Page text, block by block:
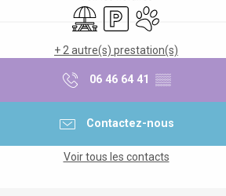
Aire de pique nique
ParkingAnimaux acceptés
+ 2 autre(s) prestation(s)
06 46 64 41 ▒▒
Contactez-nous
Voir tous les contacts